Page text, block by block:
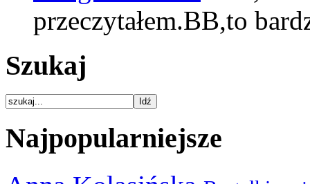
przeczytałem.BB,to
Szukaj
Najpopularniejsze